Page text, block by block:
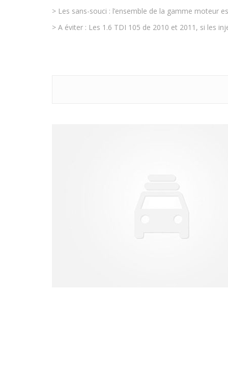
> Les sans-souci : l’ensemble de la gamme moteur
> A éviter : Les 1.6 TDI 105 de 2010 et 2011, si les